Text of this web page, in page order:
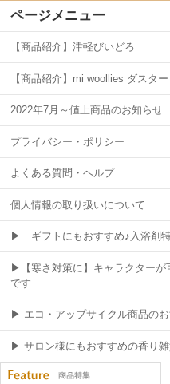
ページメニュー
【商品紹介】津軽びいどろ
【商品紹介】mi woollies ダスター
2022年7月～値上商品のお知らせ
プライバシー・ポリシー
よくある質問・ヘルプ
個人情報の取り扱いについて
▶ ギフトにもおすすめ♪入浴剤
▶【寒さ対策に】キャラクターが
です
▶ エコ・アップサイクル商品のお
▶ サロン様にもおすすめの香り雑